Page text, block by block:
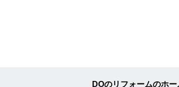
DOのリフォームのホ